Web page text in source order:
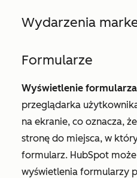
Wydarzenia
Formularze
Wyświetlenie
przeglądarka
na ekranie, co oznacza,
stronę do miejsca, w
formularz. HubSpot
wyświetlenia formularzy